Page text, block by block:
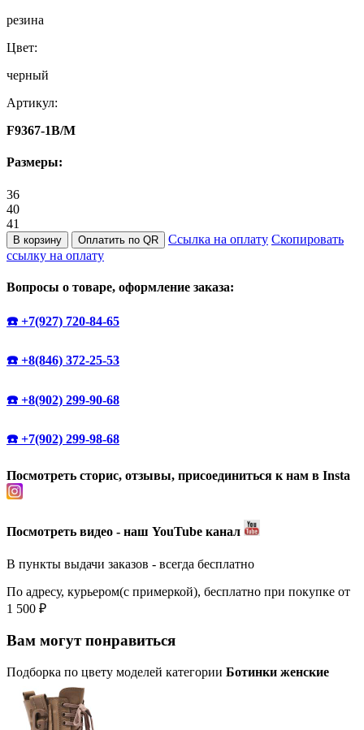
резина
Цвет:
черный
Артикул:
F9367-1B/M
Размеры:
36
40
41
В корзину Оплатить по QR Ссылка на оплату Скопировать
ссылку на оплату
Вопросы о товаре, оформление заказа:
☎️ +7(927) 720-84-65
☎️ +8(846) 372-25-53
☎️ +8(902) 299-90-68
☎️ +7(902) 299-98-68
Посмотреть сторис, отзывы, присоединиться к нам в Insta
Посмотреть видео - наш YouTube канал
В пункты выдачи заказов - всегда бесплатно
По адресу, курьером(с примеркой), бесплатно при покупке от
1 500 ₽
Вам могут понравиться
Подборка по цвету моделей категории Ботинки женские